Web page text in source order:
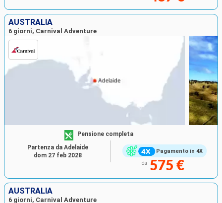
AUSTRALIA
6 giorni, Carnival Adventure
Pagamento in 4X
Pensione completa
da 575 €
Partenza da Adelaide
dom 27 feb 2028
AUSTRALIA
6 giorni, Carnival Adventure